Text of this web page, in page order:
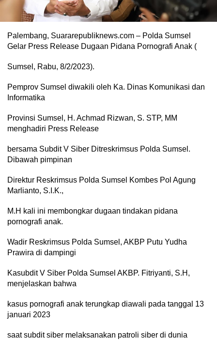
Palembang, Suararepubliknews.com – Polda Sumsel
Gelar Press Release Dugaan Pidana Pornografi Anak (
Sumsel, Rabu, 8/2/2023).
Pemprov Sumsel diwakili oleh Ka. Dinas Komunikasi dan
Informatika
Provinsi Sumsel, H. Achmad Rizwan, S. STP, MM
menghadiri Press Release
bersama Subdit V Siber Ditreskrimsus Polda Sumsel.
Dibawah pimpinan
Direktur Reskrimsus Polda Sumsel Kombes Pol Agung
Marlianto, S.I.K.,
M.H kali ini membongkar dugaan tindakan pidana
pornografi anak.
Wadir Reskrimsus Polda Sumsel, AKBP Putu Yudha
Prawira di dampingi
Kasubdit V Siber Polda Sumsel AKBP. Fitriyanti, S.H,
menjelaskan bahwa
kasus pornografi anak terungkap diawali pada tanggal 13
januari 2023
saat subdit siber melaksanakan patroli siber di dunia